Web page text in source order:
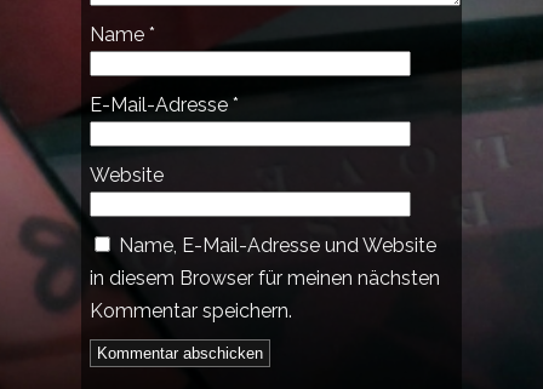
Name *
E-Mail-Adresse *
Website
Name, E-Mail-Adresse und Website
in diesem Browser für meinen nächsten
Kommentar speichern.